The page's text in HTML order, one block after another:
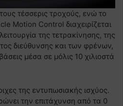
τέσσερις τροχούς, ενώ το
Motion Control διαχειρίζεται
της τετρακίνησης, της
διεύθυνσης και των φρένων,
μέσα σε μόλις 10 χιλιοστά
της εντυπωσιακής ισχύος.
την επιτάχυνση από τα 0